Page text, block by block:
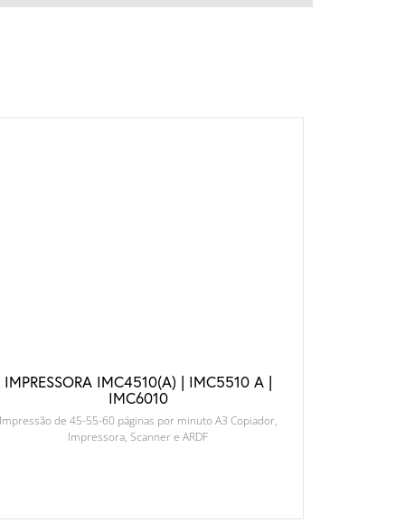
IMPRESSORA IMC4510(A) | IMC5510 A |
IMC6010
Impressão de 45-55-60 páginas por minuto A3 Copiador,
Impressora, Scanner e ARDF